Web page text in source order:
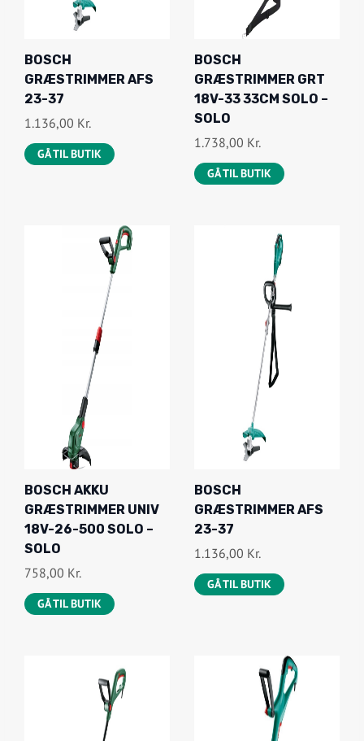
BOSCH
GRÆSTRIMMER AFS
23-37
1.136,00 Kr.
GÅ TIL BUTIK
BOSCH
GRÆSTRIMMER GRT
18V-33 33CM SOLO –
SOLO
1.738,00 Kr.
GÅ TIL BUTIK
BOSCH AKKU
GRÆSTRIMMER UNIV
18V-26-500 SOLO –
SOLO
758,00 Kr.
GÅ TIL BUTIK
BOSCH
GRÆSTRIMMER AFS
23-37
1.136,00 Kr.
GÅ TIL BUTIK